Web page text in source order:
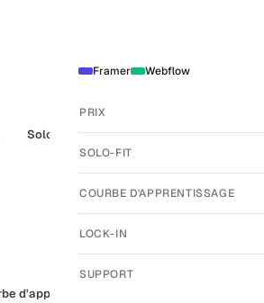
Solo-fit
d'apprentissage
Framer Webflow
PRIX
SOLO-FIT
COURBE D'APPRENTISSAGE
LOCK-IN
SUPPORT